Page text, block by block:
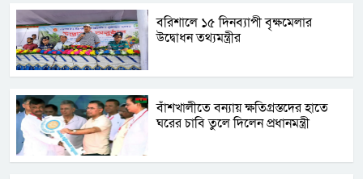
বরিশালে ১৫ দিনব্যাপী বৃক্ষমেলার
উদ্বোধন তথ্যমন্ত্রীর
বাঁশখালীতে বন্যায় ক্ষতিগ্রস্তদের হাতে
ঘরের চাবি তুলে দিলেন প্রধানমন্ত্রী